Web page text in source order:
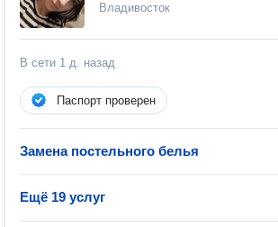
Владивосток
В сети 1 д. назад
Паспорт проверен
Замена постельного белья
Ещё 19 услуг